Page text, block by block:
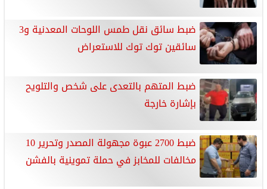
ضبط سائق نقل طمس اللوحات المعدنية و3
سائقين توك توك للاستعراض
ضبط المتهم بالتعدى على شخص والتلويح
بإشارة خارجة
ضبط 2700 عبوة مجهولة المصدر وتحرير 10
مخالفات للمخابز في حملة تموينية بالفشن